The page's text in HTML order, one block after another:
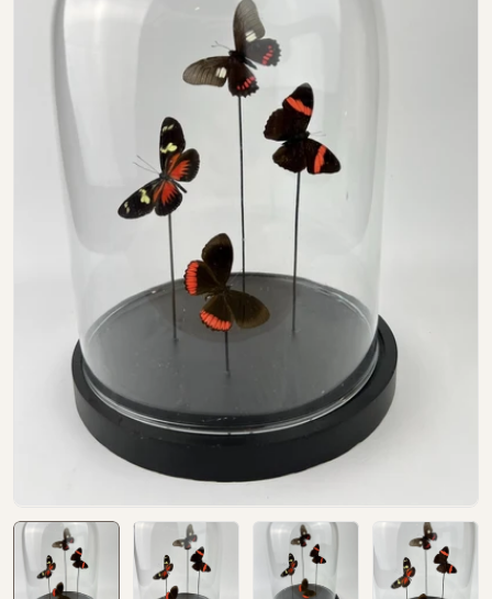
Open media 0 in modal